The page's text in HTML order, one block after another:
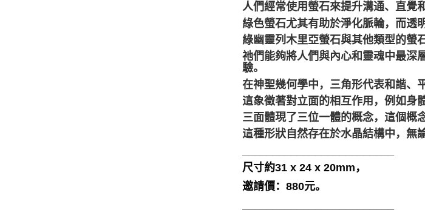
人們經常使用螢石來提升溝通、直覺
綠色螢石尤其有助於淨化脈輪，而透
綠幽靈列木里亞螢石與其他類型的螢
祂們能夠將人們與內心和靈魂中最深
驗。
在神聖幾何學中，三角形代表和諧、
這象徵著對立面的相互作用，例如身
三面體現了三位一體的概念，這個概
這種形狀自然存在於水晶結構中，無
尺寸約31 x 24 x 20mm，
邀請價：880元。